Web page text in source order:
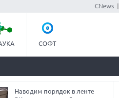
CNews|
СОФТ
Наводим порядок в ленте